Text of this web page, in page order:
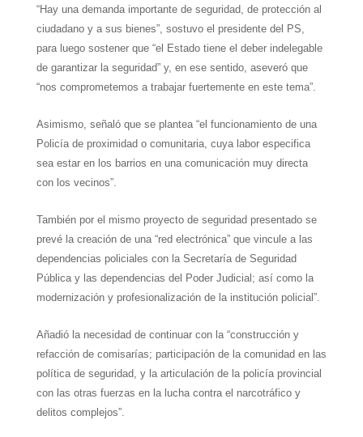
“Hay una demanda importante de seguridad, de protección al
ciudadano y a sus bienes”, sostuvo el presidente del PS,
para luego sostener que “el Estado tiene el deber indelegable
de garantizar la seguridad” y, en ese sentido, aseveró que
“nos comprometemos a trabajar fuertemente en este tema”.
Asimismo, señaló que se plantea “el funcionamiento de una
Policía de proximidad o comunitaria, cuya labor especifica
sea estar en los barrios en una comunicación muy directa
con los vecinos”.
También por el mismo proyecto de seguridad presentado se
prevé la creación de una “red electrónica” que vincule a las
dependencias policiales con la Secretaría de Seguridad
Pública y las dependencias del Poder Judicial; así como la
modernización y profesionalización de la institución policial”.
Añadió la necesidad de continuar con la “construcción y
refacción de comisarías; participación de la comunidad en las
política de seguridad, y la articulación de la policía provincial
con las otras fuerzas en la lucha contra el narcotráfico y
delitos complejos”.